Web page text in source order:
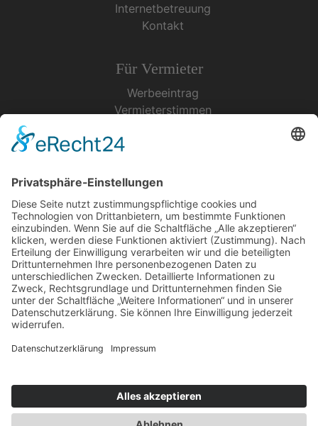
Internetbetreuung
Kontakt
Für Vermieter
Werbeeintrag
Vermieterstimmen
Urlaubsservice
Bücher, Karten & CD's
Ihre Anreise
Wetter
Links
Nutzungsbedingungen
Datenschutz
Reiseoasen.de